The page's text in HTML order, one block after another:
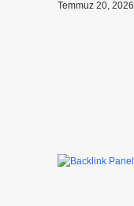
Temmuz 20, 2026